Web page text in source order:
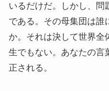
いるだけだ。しかし、問
である。その母集団は誰
か。それは決して世界全
生でもない。あなたの言
正される。